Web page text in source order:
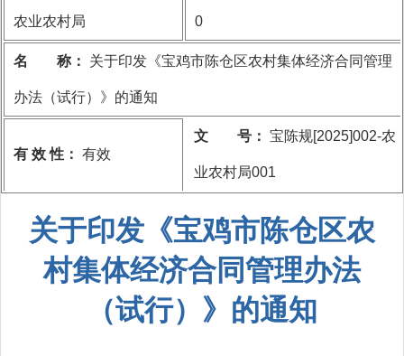
农业农村局 0
名 称： 关于印发《宝鸡市陈仓区农村集体经济合同管理
办法（试行）》的通知
有 效 性： 有效
文 号： 宝陈规[2025]002-农
业农村局001
关于印发《宝鸡市陈仓区农
村集体经济合同管理办法
（试行）》的通知